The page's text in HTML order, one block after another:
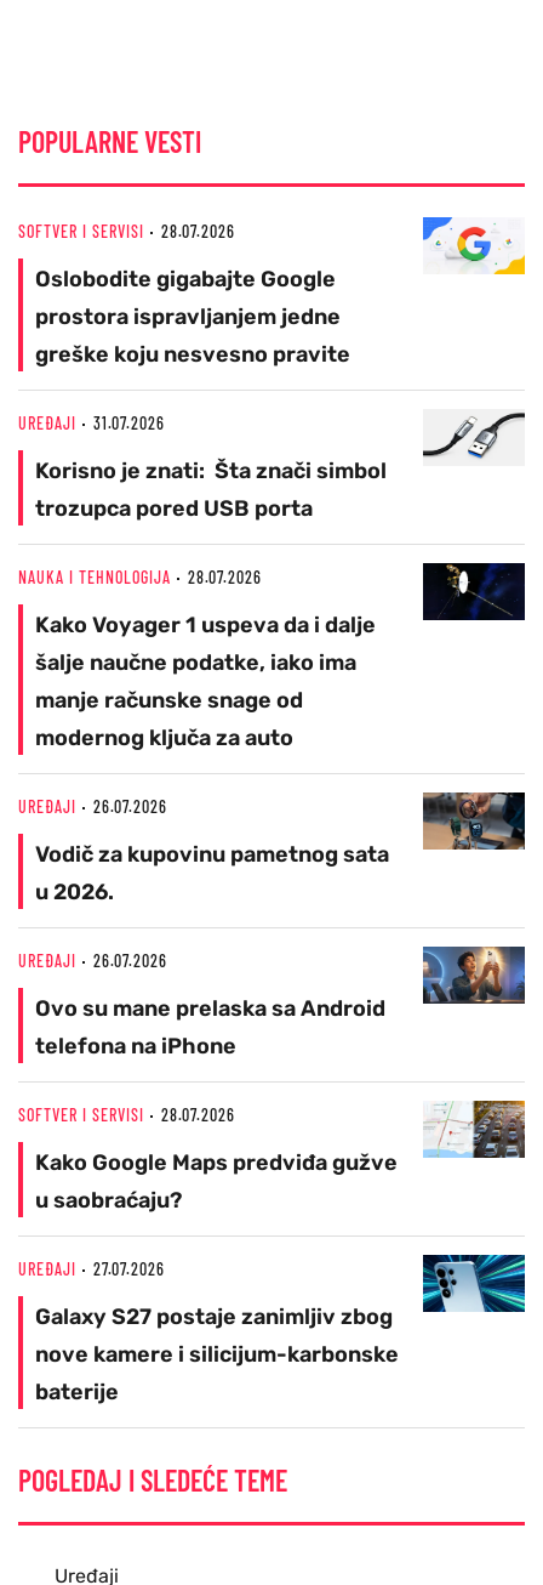
POPULARNE VESTI
SOFTVER I SERVISI 28.07.2026
Oslobodite gigabajte Google
prostora ispravljanjem jedne
greške koju nesvesno pravite
UREĐAJI 31.07.2026
Korisno je znati: Šta znači simbol
trozupca pored USB porta
NAUKA I TEHNOLOGIJA 28.07.2026
Kako Voyager 1 uspeva da i dalje
šalje naučne podatke, iako ima
manje računske snage od
modernog ključa za auto
UREĐAJI 26.07.2026
Vodič za kupovinu pametnog sata
u 2026.
UREĐAJI 26.07.2026
Ovo su mane prelaska sa Android
telefona na iPhone
SOFTVER I SERVISI 28.07.2026
Kako Google Maps predviđa gužve
u saobraćaju?
UREĐAJI 27.07.2026
Galaxy S27 postaje zanimljiv zbog
nove kamere i silicijum-karbonske
baterije
POGLEDAJ I SLEDEĆE TEME
Uređaji